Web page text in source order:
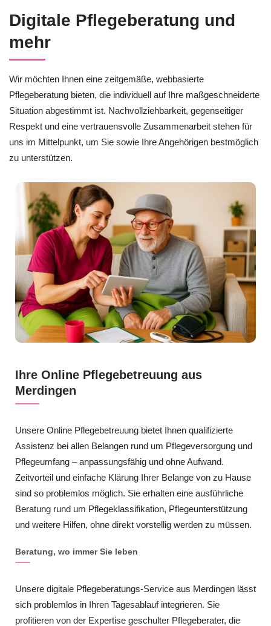
Digitale Pflegeberatung und
mehr
Wir möchten Ihnen eine zeitgemäße, webbasierte
Pflegeberatung bieten, die individuell auf Ihre maßgeschneiderte
Situation abgestimmt ist. Nachvollziehbarkeit, gegenseitiger
Respekt und eine vertrauensvolle Zusammenarbeit stehen für
uns im Mittelpunkt, um Sie sowie Ihre Angehörigen bestmöglich
zu unterstützen.
Ihre Online Pflegebetreuung aus
Merdingen
Unsere Online Pflegebetreuung bietet Ihnen qualifizierte
Assistenz bei allen Belangen rund um Pflegeversorgung und
Pflegeumfang – anpassungsfähig und ohne Aufwand.
Zeitvorteil und einfache Klärung Ihrer Belange von zu Hause
sind so problemlos möglich. Sie erhalten eine ausführliche
Beratung rund um Pflegeklassifikation, Pflegeunterstützung
und weitere Hilfen, ohne direkt vorstellig werden zu müssen.
Beratung, wo immer Sie leben
Unsere digitale Pflegeberatungs-Service aus Merdingen lässt
sich problemlos in Ihren Tagesablauf integrieren. Sie
profitieren von der Expertise geschulter Pflegeberater, die